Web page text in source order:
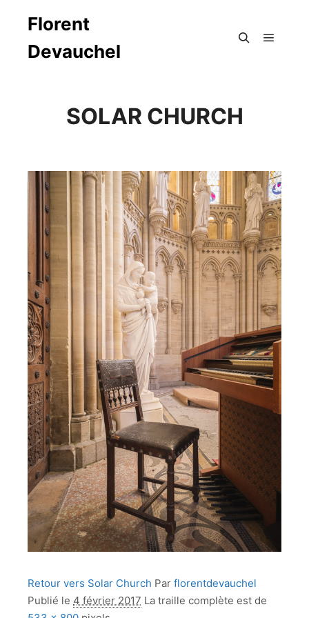
Florent
Devauchel
SOLAR CHURCH
Retour vers Solar Church Par florentdevauchel
Publié le 4 février 2017 La traille complète est de